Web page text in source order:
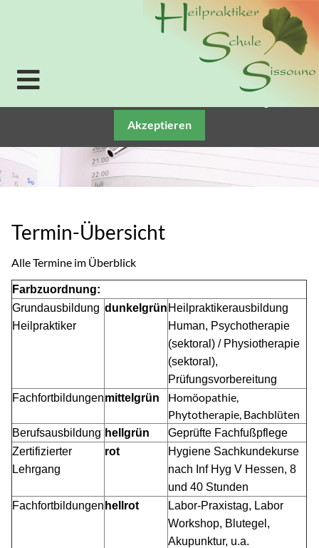
Termin-Übersicht
Alle Termine im Überblick
Farbzuordnung:
Grundausbildung
Heilpraktiker
dunkelgrün Heilpraktikerausbildung
Human, Psychotherapie
(sektoral) / Physiotherapie
(sektoral),
Prüfungsvorbereitung
Fachfortbildungenmittelgrün
Homöopathie,
Phytotherapie, Bachblüten
Berufsausbildung hellgrün
Geprüfte Fachfußpflege
Zertifizierter
Lehrgang
rot
Hygiene Sachkundekurse
nach Inf Hyg V Hessen, 8
und 40 Stunden
Fachfortbildungen hellrot
Labor-Praxistag, Labor
Workshop, Blutegel,
Akupunktur, u.a.
Verwendung von Cookies: Um unsere Webseite für Sie
optimal zu gestalten und fortlaufend verbessern zu
können, verwenden wir Cookies. Durch die weitere
Nutzung der Webseite stimmen Sie der Verwendung
von Cookies zu. Weitere Informationen zu Cookies
Akzeptieren